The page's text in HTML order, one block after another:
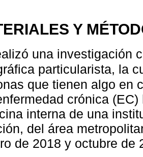
Y
una investigación
particularista, la
que tienen algo en
crónica
interna de una
del área
de 2018 y octubre de